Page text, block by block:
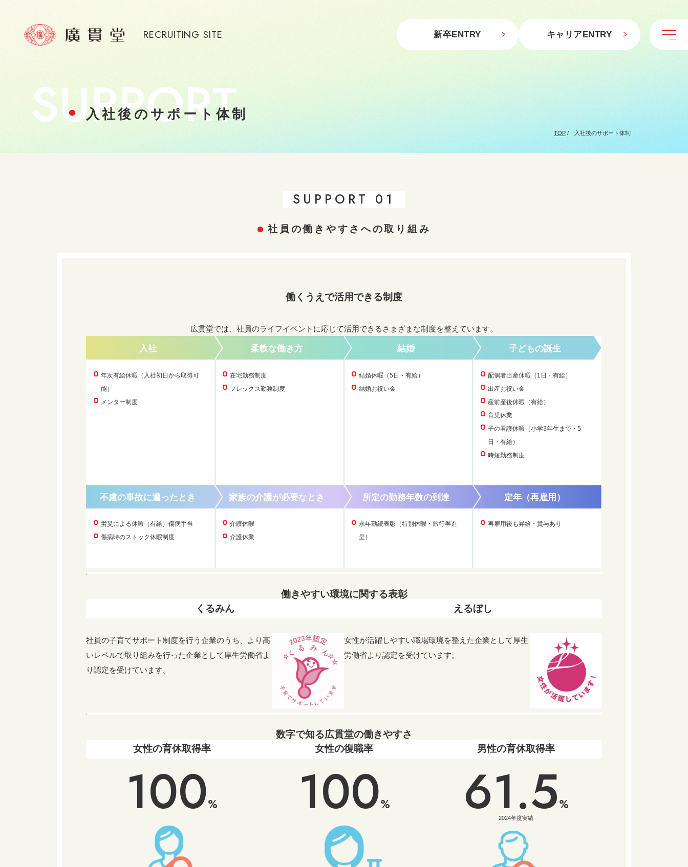
RECRUITING SITE 新卒ENTRY キャリアENTRY
SUPPORT
入社後のサポート体制
TOP / 入社後のサポート体制
SUPPORT 01
社員の働きやすさへの取り組み
働くうえで活用できる制度
広貫堂では、社員のライフイベントに応じて活用できるさまざまな制度を整えています。
入社
年次有給休暇（入社初日から取得可
能）
メンター制度
柔軟な働き方
在宅勤務制度
フレックス勤務制度
結婚
結婚休暇（5日・有給）
結婚お祝い金
子どもの誕生
配偶者出産休暇（1日・有給）
出産お祝い金
産前産後休暇（有給）
育児休業
子の看護休暇（小学3年生まで・5
日・有給）
時短勤務制度
不慮の事故に遭ったとき
労災による休暇（有給）傷病手当
傷病時のストック休暇制度
家族の介護が必要なとき
介護休暇
介護休業
所定の勤務年数の到達
永年勤続表彰（特別休暇・旅行券進
呈）
定年（再雇用）
再雇用後も昇給・賞与あり
働きやすい環境に関する表彰
くるみん
社員の子育てサポート制度を行う企業のうち、より高
いレベルで取り組みを行った企業として厚生労働省よ
り認定を受けています。
えるぼし
女性が活躍しやすい職場環境を整えた企業として厚生
労働省より認定を受けています。
数字で知る広貫堂の働きやすさ
女性の育休取得率
100%
女性の復職率
100%
男性の育休取得率
61.5%
2024年度実績